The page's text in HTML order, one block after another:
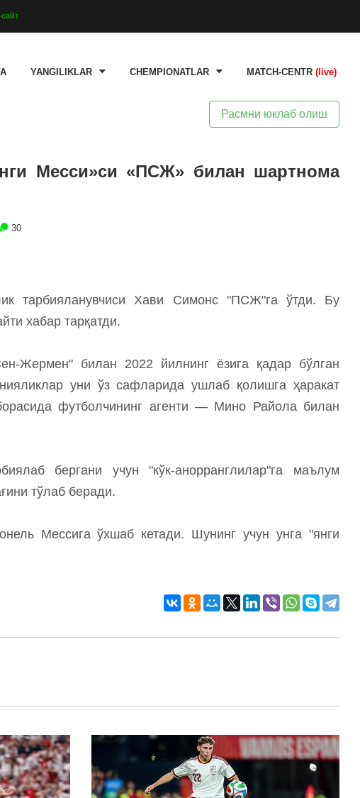
YANGILIKLAR CHEMPIONATLAR MATCH-CENTR (live)
Расмни юклаб олиш
Месси»си «ПСЖ» билан шартнома
30
тарбияланувчиси Хави Симонс "ПСЖ"га ўтди. Бу
хабар тарқатди.
Жермен" билан 2022 йилнинг ёзига қадар бўлган
уни ўз сафларида ушлаб қолишга ҳаракат
футболчининг агенти — Мино Райола билан
бергани учун "кўк-анорранглилар"га маълум
тўлаб беради.
Мессига ўхшаб кетади. Шунинг учун унга "янги